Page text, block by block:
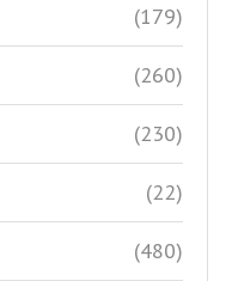
(179)
(260)
(230)
(22)
(480)